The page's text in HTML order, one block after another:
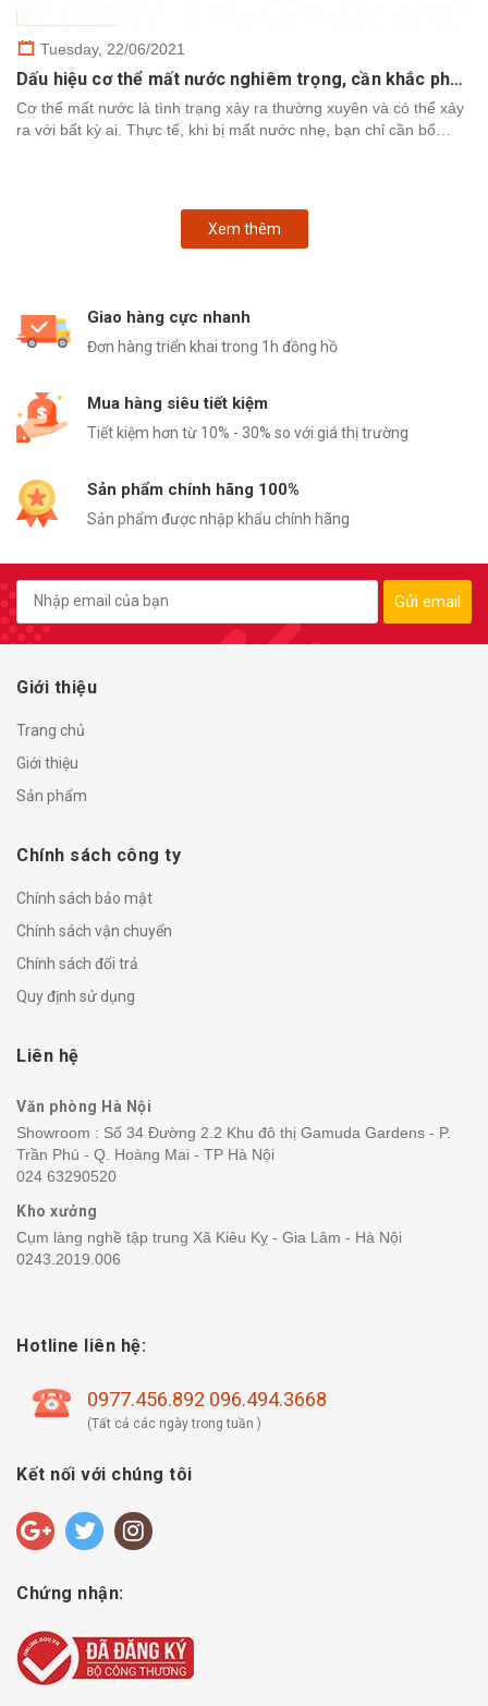
Tuesday, 22/06/2021
Dấu hiệu cơ thể mất nước nghiêm trọng, cần khắc phục nhanh chóng
Cơ thể mất nước là tình trạng xảy ra thường xuyên và có thể xảy
ra với bất kỳ ai. Thực tế, khi bị mất nước nhẹ, bạn chỉ cần bổ
Xem thêm
Giao hàng cực nhanh
Đơn hàng triển khai trong 1h đồng hồ
Mua hàng siêu tiết kiệm
Tiết kiệm hơn từ 10% - 30% so với giá thị trường
Sản phẩm chính hãng 100%
Sản phẩm được nhập khẩu chính hãng
Gửi email
Giới thiệu
Trang chủ
Giới thiệu
Sản phẩm
Chính sách công ty
Chính sách bảo mật
Chính sách vận chuyển
Chính sách đổi trả
Quy định sử dụng
Liên hệ
Văn phòng Hà Nội
Showroom : Số 34 Đường 2.2 Khu đô thị Gamuda Gardens - P.
Trần Phú - Q. Hoàng Mai - TP Hà Nội
024 63290520
Kho xưởng
Cụm làng nghề tập trung Xã Kiêu Kỵ - Gia Lâm - Hà Nội
0243.2019.006
Hotline liên hệ:
0977.456.892 096.494.3668
(Tất cả các ngày trong tuần )
Kết nối với chúng tôi
Chứng nhận: